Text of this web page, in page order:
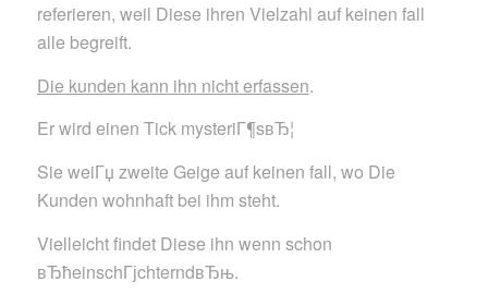
referieren, weil Diese ihren Vielzahl auf keinen fall
alle begreift.
Die kunden kann ihn nicht erfassen.
Er wird einen Tick mysteriГ¶sвЂ¦
Sie weiГџ zweite Geige auf keinen fall, wo Die
Kunden wohnhaft bei ihm steht.
Vielleicht findet Diese ihn wenn schon
вЂћeinschГјchterndвЂњ.